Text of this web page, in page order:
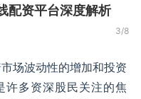
配资平台深度解析
3/8
场波动性的增加和投资
许多资深股民关注的焦